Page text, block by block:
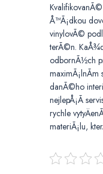
Å™Ã¡dkou
vinylovÃ©
terÃ©n.
odbornÃ½ch
danÃ©ho
nejlepÅ¡Ã­
rychle
materiÃ¡lu,